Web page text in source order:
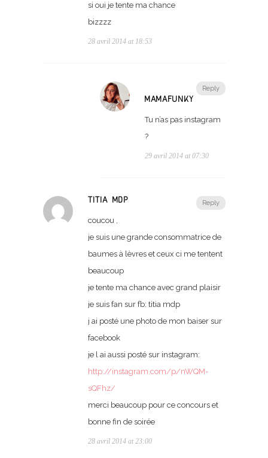
si oui je tente ma chance
bizzzz
28 avril 2014 at 18:53
Reply
MAMAFUNKY
Tu n’as pas instagram
?
29 avril 2014 at 07:30
Reply
TITIA MDP
coucou ,
je suis une grande consommatrice de
baumes à lèvres et ceux ci me tentent
beaucoup
je tente ma chance avec grand plaisir
je suis fan sur fb: titia mdp
j ai posté une photo de mon baiser sur
facebook
je l ai aussi posté sur instagram:
http://instagram.com/p/nWQM-
sQFhz/
merci beaucoup pour ce concours et
bonne fin de soirée
28 avril 2014 at 23:00